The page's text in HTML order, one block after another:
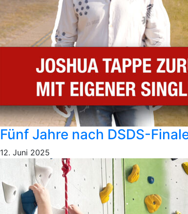
Fünf Jahre nach DSDS-
12. Juni 2025